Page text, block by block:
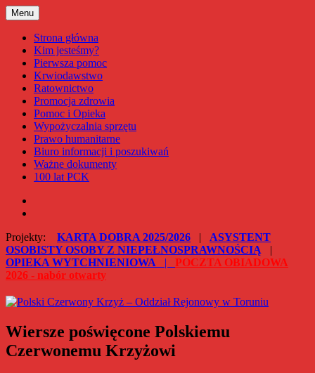
Przejdź
do
treści
Polski Czerwony Krzyż – Oddział Rejonowy w Toruniu
Menu
Strona główna
Kim jesteśmy?
Pierwsza pomoc
Krwiodawstwo
Ratownictwo
Promocja zdrowia
Pomoc i Opieka
Wypożyczalnia sprzętu
Prawo humanitarne
Biuro informacji i poszukiwań
Ważne dokumenty
100 lat PCK
Projekty: KARTA DOBRA 2025/2026 | ASYSTENT
OSOBISTY OSOBY Z NIEPEŁNOSPRAWNOŚCIĄ |
OPIEKA WYTCHNIENIOWA | POCZTA OBIADOWA
2026 - nabór otwarty
Wiersze poświęcone Polskiemu
Czerwonemu Krzyżowi